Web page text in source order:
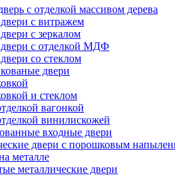
с отделкой массивом дерева
с витражем
с зеркалом
с отделкой МДФ
со стеклом
двери
и стеклом
вагонкой
винилискожей
входные двери
двери с порошковым
металле
металлические двери